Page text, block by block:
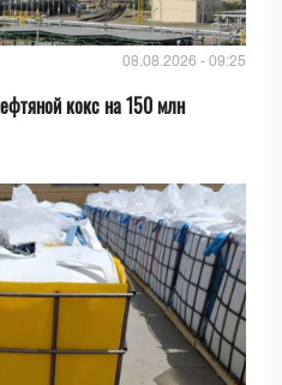
08.08.2026 - 09:25
кокс на 150 млн